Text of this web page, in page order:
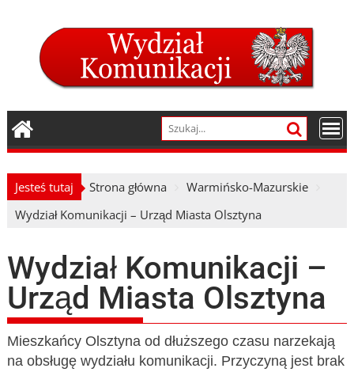
Jesteś tutaj Strona główna
Warmińsko-Mazurskie
Wydział Komunikacji – Urząd Miasta Olsztyna
Wydział Komunikacji –
Urząd Miasta Olsztyna
Mieszkańcy Olsztyna od dłuższego czasu narzekają
na obsługę wydziału komunikacji. Przyczyną jest brak